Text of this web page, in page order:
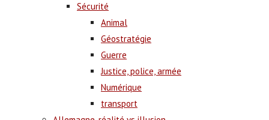
Sécurité
Animal
Géostratégie
Guerre
Justice, police, armée
Numérique
transport